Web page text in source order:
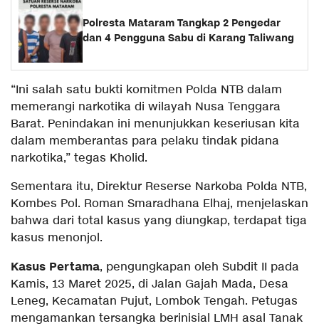
Polresta Mataram Tangkap 2 Pengedar
dan 4 Pengguna Sabu di Karang Taliwang
“Ini salah satu bukti komitmen Polda NTB dalam
memerangi narkotika di wilayah Nusa Tenggara
Barat. Penindakan ini menunjukkan keseriusan kita
dalam memberantas para pelaku tindak pidana
narkotika,” tegas Kholid.
Sementara itu, Direktur Reserse Narkoba Polda NTB,
Kombes Pol. Roman Smaradhana Elhaj, menjelaskan
bahwa dari total kasus yang diungkap, terdapat tiga
kasus menonjol.
Kasus Pertama, pengungkapan oleh Subdit II pada
Kamis, 13 Maret 2025, di Jalan Gajah Mada, Desa
Leneg, Kecamatan Pujut, Lombok Tengah. Petugas
mengamankan tersangka berinisial LMH asal Tanak